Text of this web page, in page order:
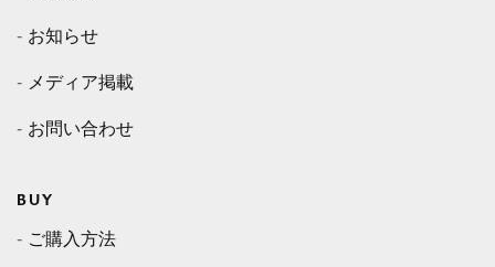
お知らせ
メディア掲載
お問い合わせ
BUY
ご購入方法